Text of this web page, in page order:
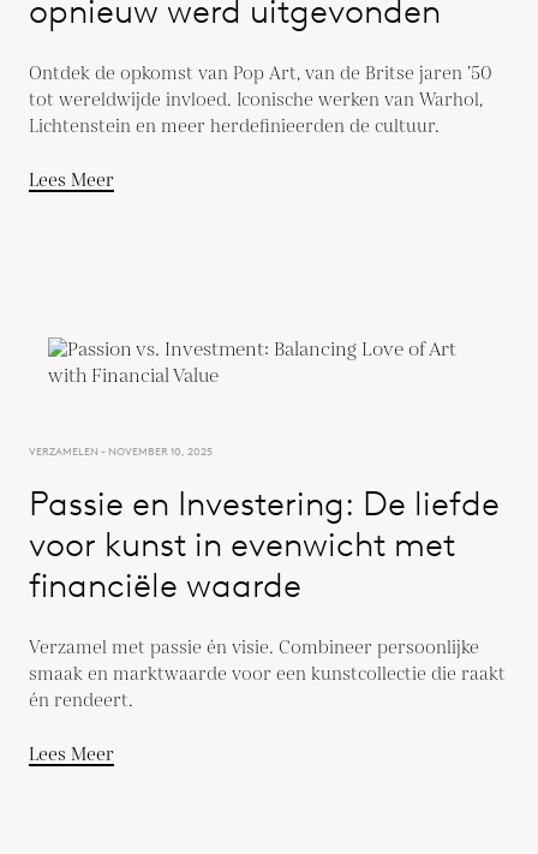
opnieuw werd uitgevonden
Ontdek de opkomst van Pop Art, van de Britse jaren ’50
tot wereldwijde invloed. Iconische werken van Warhol,
Lichtenstein en meer herdefinieerden de cultuur.
Lees Meer
VERZAMELEN - NOVEMBER 10, 2025
Passie en Investering: De liefde
voor kunst in evenwicht met
financiële waarde
Verzamel met passie én visie. Combineer persoonlijke
smaak en marktwaarde voor een kunstcollectie die raakt
én rendeert.
Lees Meer